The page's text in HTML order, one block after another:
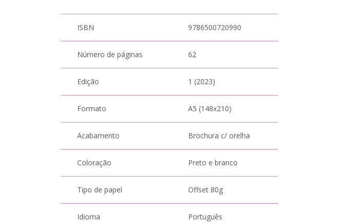
ISBN 9786500720990
Número de páginas 62
Edição 1 (2023)
Formato A5 (148x210)
Acabamento Brochura c/ orelha
Coloração Preto e branco
Tipo de papel Offset 80g
Idioma Português